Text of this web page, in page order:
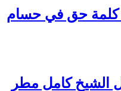
حق في حسام
الشيخ كامل مطر